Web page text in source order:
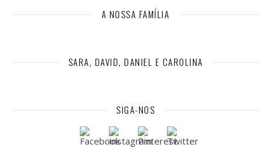
A NOSSA FAMÍLIA
SARA, DAVID, DANIEL E CAROLINA
SIGA-NOS